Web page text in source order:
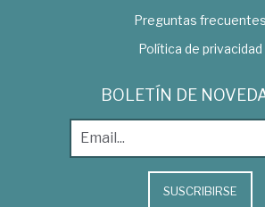
Preguntas frecuentes
Política de privacidad
BOLETÍN DE
SUSCRIBIRSE